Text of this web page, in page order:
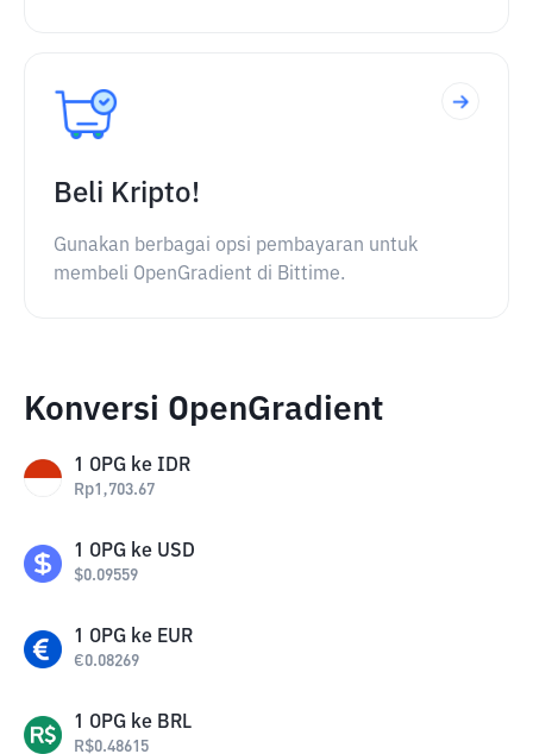
Beli Kripto!
Gunakan berbagai opsi pembayaran untuk
membeli OpenGradient di Bittime.
Konversi OpenGradient
1 OPG ke IDR
Rp1,703.67
1 OPG ke USD
$0.09559
1 OPG ke EUR
€0.08269
1 OPG ke BRL
R$0.48615